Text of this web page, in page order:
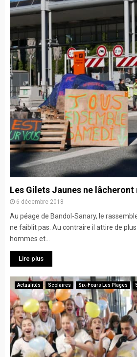
Les Gilets Jaunes ne lâcheront
6 décembre 2018
Au péage de Bandol-Sanary, le
ne faiblit pas. Au contraire il attire de
hommes et...
Lire plus
Actualités Scolaires Six-Fours Les Plages